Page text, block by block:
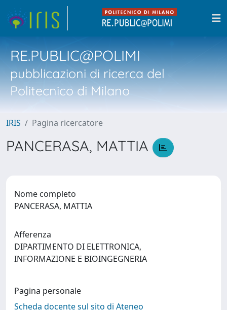
RE.PUBLIC@POLIMI
pubblicazioni di ricerca del
Politecnico di Milano
IRIS Pagina ricercatore
PANCERASA, MATTIA
Nome completo
PANCERASA, MATTIA
Afferenza
DIPARTIMENTO DI ELETTRONICA,
INFORMAZIONE E BIOINGEGNERIA
Pagina personale
Scheda docente sul sito di Ateneo